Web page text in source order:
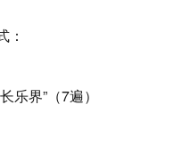
：
乐界”（7遍）